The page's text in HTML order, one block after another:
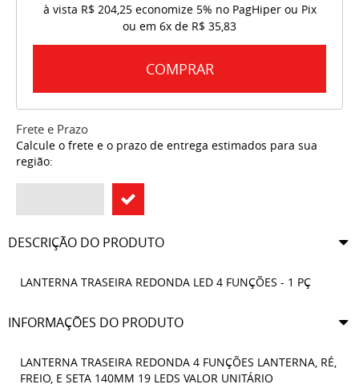
à vista R$ 204,25economize 5% no PagHiper ou Pix
ou em 6x de R$ 35,83
COMPRAR
Frete e Prazo
Calcule o frete e o prazo de entrega estimados para sua
região:
DESCRIÇÃO DO PRODUTO
LANTERNA TRASEIRA REDONDA LED 4 FUNÇÕES - 1 PÇ
INFORMAÇÕES DO PRODUTO
LANTERNA TRASEIRA REDONDA 4 FUNÇÕES LANTERNA, RÉ,
FREIO, E SETA 140MM 19 LEDS VALOR UNITÁRIO